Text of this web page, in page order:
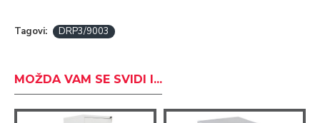
Tagovi: DRP3/9003
MOŽDA VAM SE SVIDI I...